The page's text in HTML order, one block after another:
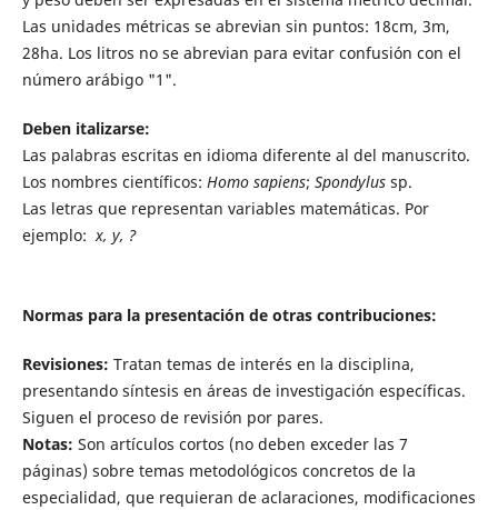
Las unidades métricas se abrevian sin puntos: 18cm, 3m,
28ha. Los litros no se abrevian para evitar confusión con el
número arábigo "1".
Deben italizarse:
Las palabras escritas en idioma diferente al del manuscrito.
Los nombres científicos: Homo sapiens; Spondylussp.
Las letras que representan variables matemáticas. Por
ejemplo:x, y, ?
Normas para la presentación de otras contribuciones:
Revisiones: Tratan temas de interés en la disciplina,
presentando síntesis en áreas de investigación específicas.
Siguen el proceso de revisión por pares.
Notas: Son artículos cortos (no deben exceder las 7
páginas) sobre temas metodológicos concretos de la
especialidad, que requieran de aclaraciones, modificaciones